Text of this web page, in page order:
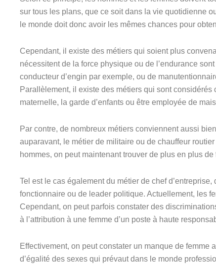
sur tous les plans, que ce soit dans la vie quotidienne
le monde doit donc avoir les mêmes chances pour
Cependant, il existe des métiers qui soient plus
nécessitent de la force physique ou de l’endurance
conducteur d’engin par exemple, ou de
Parallèlement, il existe des métiers qui sont
maternelle, la garde d’enfants ou être employée de
Par contre, de nombreux métiers conviennent aussi
auparavant, le métier de militaire ou de chauffeur
hommes, on peut maintenant trouver de plus en plus
Tel est le cas également du métier de chef
fonctionnaire ou de leader politique. Actuellement, les
Cependant, on peut parfois constater des
à l’attribution à une femme d’un poste à haute
Effectivement, on peut constater un manque de femme
d’égalité des sexes qui prévaut dans le monde